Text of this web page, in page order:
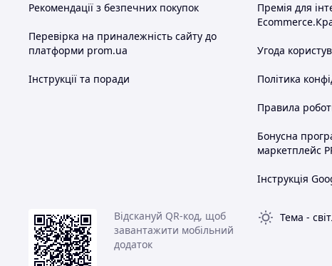
Рекомендації з безпечних покупок
Перевірка на приналежність сайту до
платформи prom.ua
Інструкції та поради
Премія для
Угода
Політика
Правила
Бонусна
маркетплейс
Інструкція
Відскануй QR-код, щоб
завантажити мобільний
додаток
Тема -